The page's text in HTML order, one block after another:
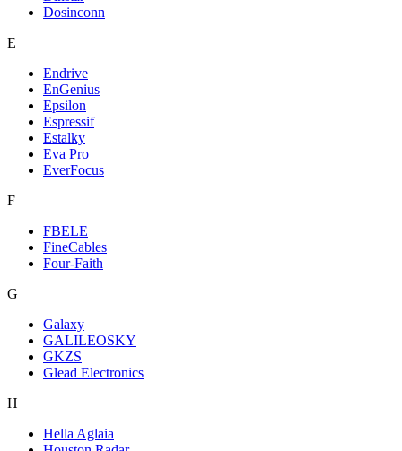
Dosinconn
E
Endrive
EnGenius
Epsilon
Espressif
Estalky
Eva Pro
EverFocus
F
FBELE
FineCables
Four-Faith
G
Galaxy
GALILEOSKY
GKZS
Glead Electronics
H
Hella Aglaia